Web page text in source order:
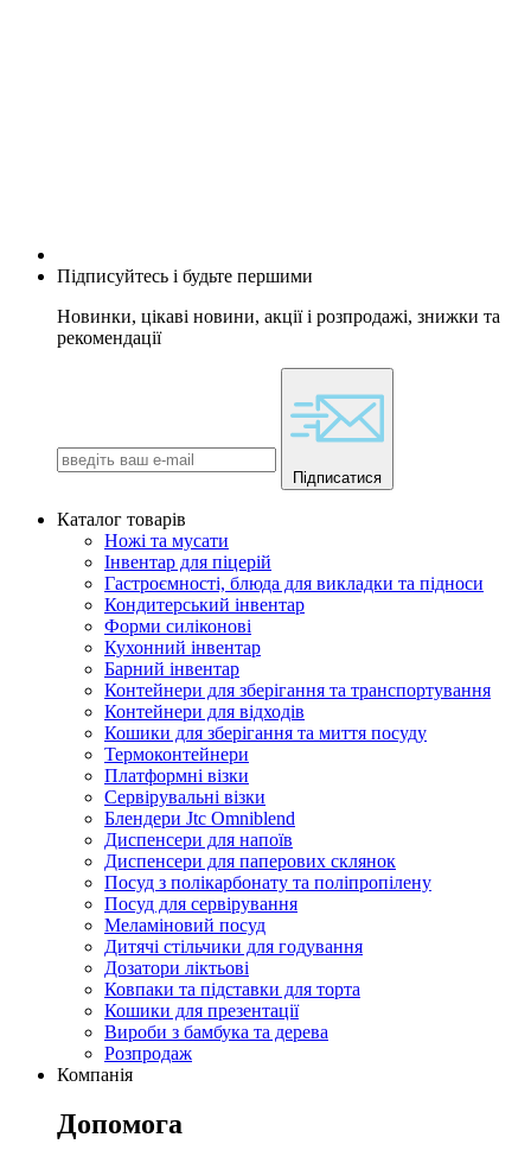
Підписуйтесь і будьте першими
Новинки, цікаві новини, акції і розпродажі, знижки та
рекомендації
Підписатися
Каталог товарів
Ножі та мусати
Інвентар для піцерій
Гастроємності, блюда для викладки та підноси
Кондитерський інвентар
Форми силіконові
Кухонний інвентар
Барний інвентар
Контейнери для зберігання та транспортування
Контейнери для відходів
Кошики для зберігання та миття посуду
Термоконтейнери
Платформні візки
Сервірувальні візки
Блендери Jtc Omniblend
Диспенсери для напоїв
Диспенсери для паперових склянок
Посуд з полікарбонату та поліпропілену
Посуд для сервірування
Меламіновий посуд
Дитячі стільчики для годування
Дозатори ліктьові
Ковпаки та підставки для торта
Кошики для презентації
Вироби з бамбука та дерева
Розпродаж
Компанія
Допомога